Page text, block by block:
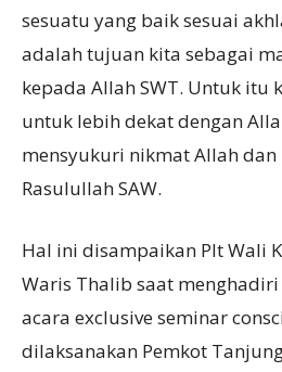
sesuatu yang baik sesuai
adalah tujuan kita sebagai
kepada Allah SWT. Untuk itu
untuk lebih dekat dengan
mensyukuri nikmat Allah dan
Rasulullah SAW.
Hal ini disampaikan Plt Wali
Waris Thalib saat
acara exclusive seminar
dilaksanakan Pemkot